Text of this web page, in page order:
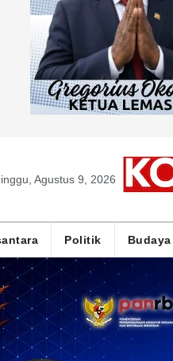
Agustus 9, 2026
Politik Budaya